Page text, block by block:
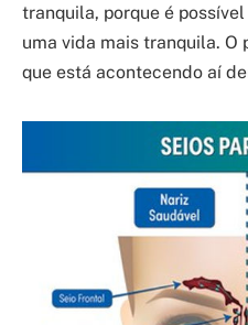
tranquila, porque é
uma vida mais tranquila. O
que está acontecendo aí